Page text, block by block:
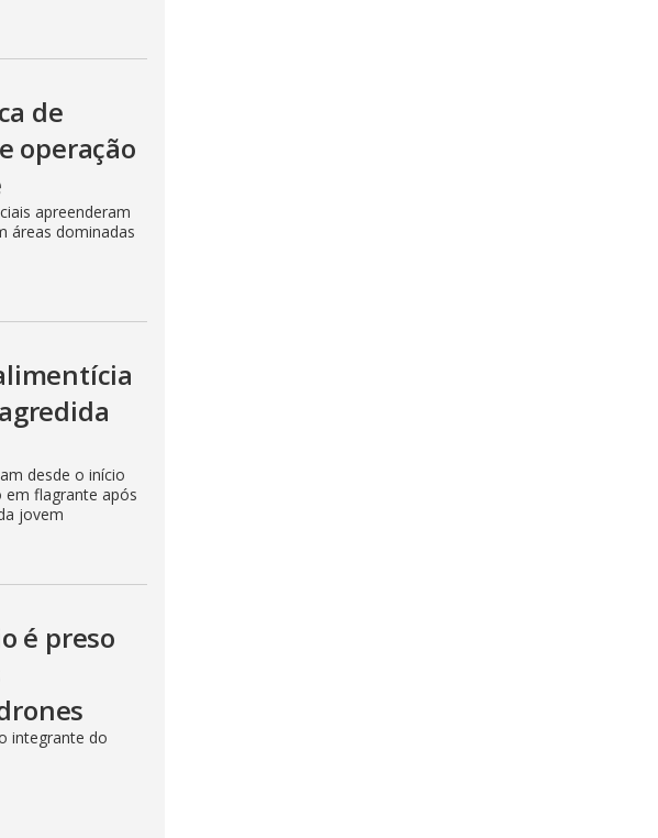
de
operação
apreenderam
áreas dominadas
desde o início
em flagrante após
jovem
é preso
integrante do